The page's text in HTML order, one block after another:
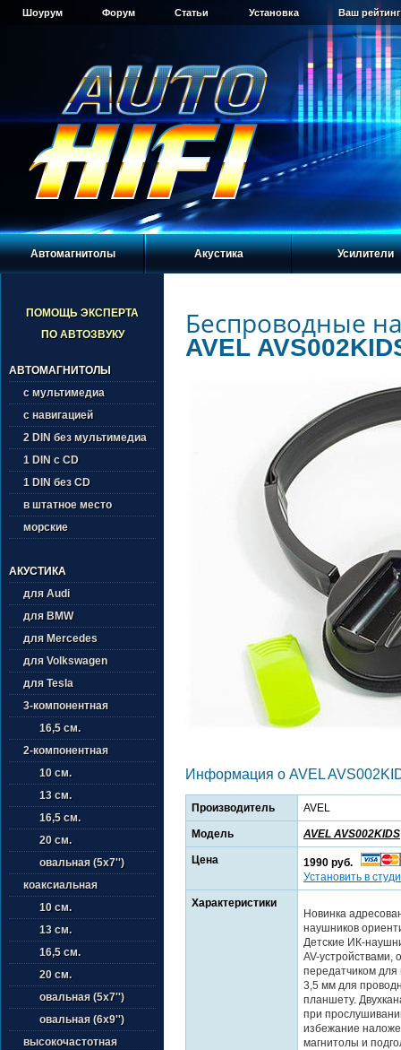
Шоурум Форум Статьи Установка Ваш
Автомагнитолы Акустика Усилители
ПОМОЩЬ ЭКСПЕРТА
ПО АВТОЗВУКУ
АВТОМАГНИТОЛЫ
с мультимедиа
с навигацией
2 DIN без мультимедиа
1 DIN с CD
1 DIN без CD
в штатное место
морские
АКУСТИКА
для Audi
для BMW
для Mercedes
для Volkswagen
для Tesla
3-компонентная
16,5 см.
2-компонентная
10 см.
13 см.
16,5 см.
20 см.
овальная (5х7'')
коаксиальная
10 см.
13 см.
16,5 см.
20 см.
овальная (5х7'')
овальная (6х9'')
высокочастотная
Беспроводные
AVEL
Информация о AVEL
Производитель AVEL
Модель AVEL AVS002KIDS
Цена
1990 руб.
Установить в
Характеристики
Новинка
наушников
Детские ИК-
AV-
передатчиком для
3,5 мм для
планшету.
при
избежание
магнитолы и